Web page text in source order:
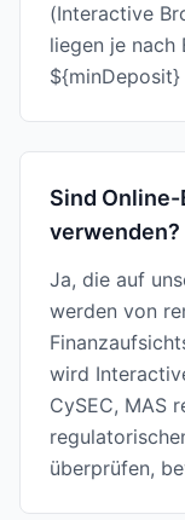
(Interactive
liegen je nach
${minDeposit}
Sind
verwenden?
Ja, die auf
werden von
wird
CySEC, MAS
überprüfen,